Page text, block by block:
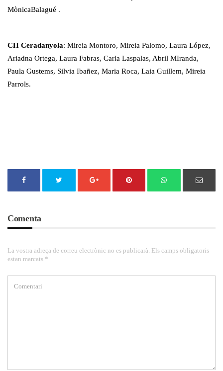
MònicaBalagué .
CH Ceradanyola: Mireia Montoro, Mireia Palomo, Laura López,
Ariadna Ortega, Laura Fabras, Carla Laspalas, Abril MIranda,
Paula Gustems, Silvia Ibañez, Maria Roca, Laia Guillem, Mireia
Parrols.
Comenta
La vostra adreça de correu electrònic no es publicarà. Els camps obligatoris
estan marcats *